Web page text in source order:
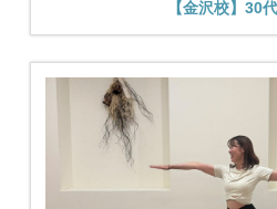
【金沢校】30